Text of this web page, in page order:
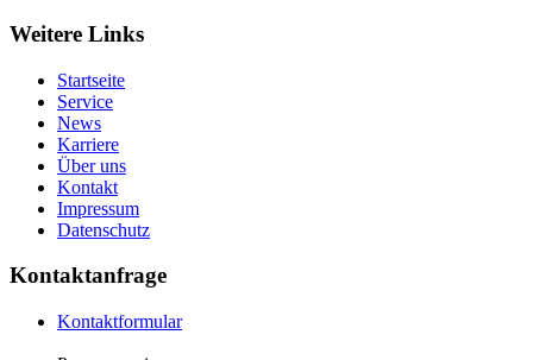
Weitere Links
Startseite
Service
News
Karriere
Über uns
Kontakt
Impressum
Datenschutz
Kontaktanfrage
Kontaktformular